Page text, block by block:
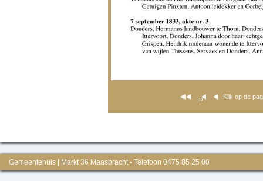
Klik op de
Gemeentehuis | Markt 36 Maasbracht - Telefoon 0475 85 25 00